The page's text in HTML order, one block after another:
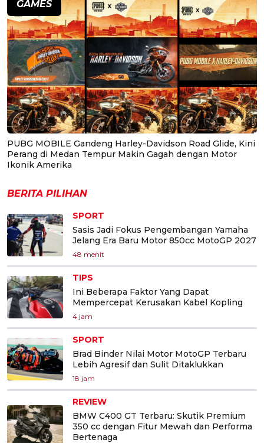
GAMES
PUBG MOBILE Gandeng Harley-Davidson Road Glide, Kini
Perang di Medan Tempur Makin Gagah dengan Motor
Ikonik Amerika
BERITA PILIHAN
SPORT
Sasis Jadi Fokus Pengembangan Yamaha
Jelang Era Baru Motor 850cc MotoGP 2027
48 menit
TIPS
Ini Beberapa Faktor Yang Dapat
Mempercepat Kerusakan Kabel Kopling
4 jam
SPORT
Brad Binder Nilai Motor MotoGP Terbaru
Lebih Agresif dan Sulit Ditaklukkan
18 jam
REVIEW
BMW C400 GT Terbaru: Skutik Premium
350 cc dengan Fitur Mewah dan Performa
Bertenaga